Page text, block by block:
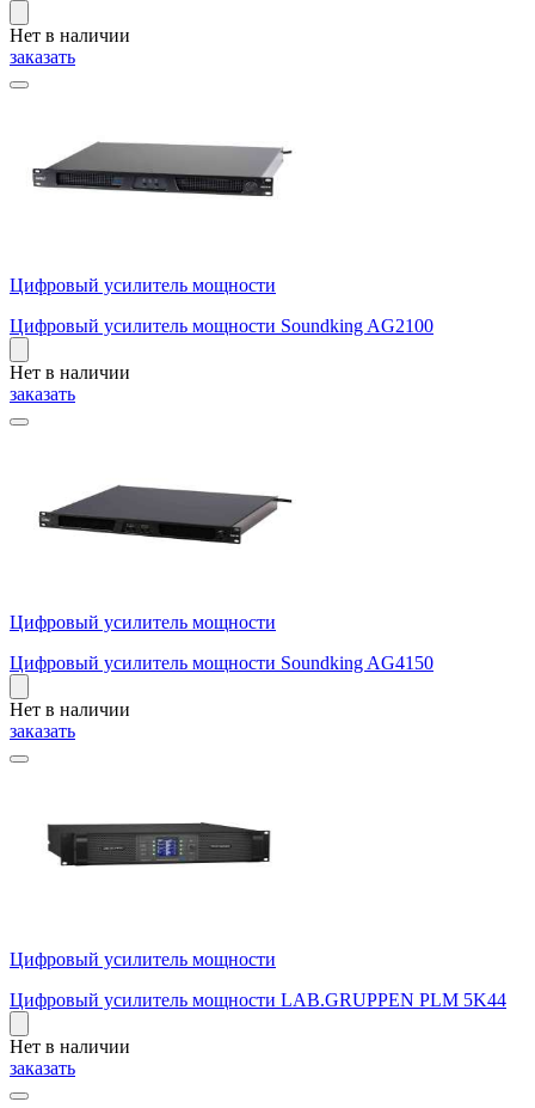
Нет в наличии
заказать
Цифровый усилитель мощности
Цифровый усилитель мощности Soundking AG2100
Нет в наличии
заказать
Цифровый усилитель мощности
Цифровый усилитель мощности Soundking AG4150
Нет в наличии
заказать
Цифровый усилитель мощности
Цифровый усилитель мощности LAB.GRUPPEN PLM 5K44
Нет в наличии
заказать